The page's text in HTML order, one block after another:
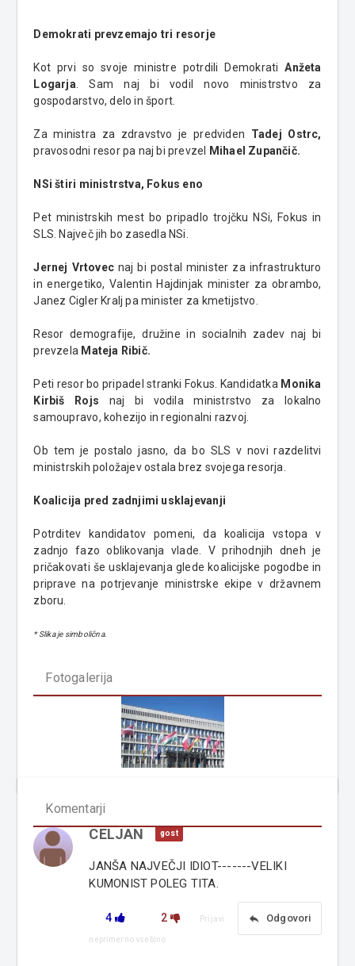
Demokrati prevzemajo tri resorje
Kot prvi so svoje ministre potrdili DemokratiAnžeta
Logarja. Sam naj bi vodil novo ministrstvo za
gospodarstvo, delo in šport.
Za ministra za zdravstvo je predviden Tadej Ostrc,
pravosodni resor pa naj bi prevzel
Mihael Zupančič.
NSi štiri ministrstva, Fokus eno
Pet ministrskih mest bo pripadlo trojčku NSi, Fokus in
SLS. Največ jih bo zasedla NSi.
Jernej Vrtovec naj bi postal minister za infrastrukturo
in energetiko, Valentin Hajdinjak minister za obrambo,
Janez Cigler Kralj pa minister za kmetijstvo.
Resor demografije, družine in socialnih zadev naj bi
prevzela Mateja Ribič.
Peti resor bo pripadel stranki Fokus. Kandidatka Monika
Kirbiš Rojs naj bi vodila ministrstvo za lokalno
samoupravo, kohezijo in regionalni razvoj.
Ob tem je postalo jasno, da bo SLS v novi razdelitvi
ministrskih položajev ostala brez svojega resorja.
Koalicija pred zadnjimi usklajevanji
Potrditev kandidatov pomeni, da koalicija vstopa v
zadnjo fazo oblikovanja vlade. V prihodnjih dneh je
pričakovati še usklajevanja glede koalicijske pogodbe in
priprave na potrjevanje ministrske ekipe v državnem
zboru.
* Slika je simbolična.
Fotogalerija
Komentarji
CELJAN gost
JANŠA NAJVEČJI IDIOT-------VELIKI
KUMONIST POLEG TITA.
4 2 reply Odgovori
Prijavi
neprimerno vsebino